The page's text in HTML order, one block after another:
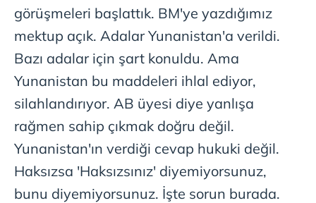
görüşmeleri başlattık. BM'ye yazdığımız
mektup açık. Adalar Yunanistan'a verildi.
Bazı adalar için şart konuldu. Ama
Yunanistan bu maddeleri ihlal ediyor,
silahlandırıyor. AB üyesi diye yanlışa
rağmen sahip çıkmak doğru değil.
Yunanistan'ın verdiği cevap hukuki değil.
Haksızsa 'Haksızsınız' diyemiyorsunuz,
bunu diyemiyorsunuz. İşte sorun burada.